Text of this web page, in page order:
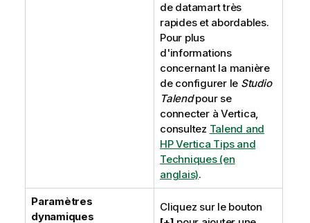
de datamart très
rapides et abordables.
Pour plus
d'informations
concernant la manière
de configurer le Studio
Talend pour se
connecter à Vertica,
consultez Talend and
HP Vertica Tips and
Techniques (en
anglais).
Paramètres
dynamiques
Cliquez sur le bouton